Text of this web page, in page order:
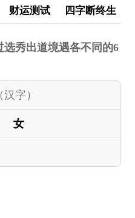
财运测试 四字断终生
选秀出道境遇各不同的6
女